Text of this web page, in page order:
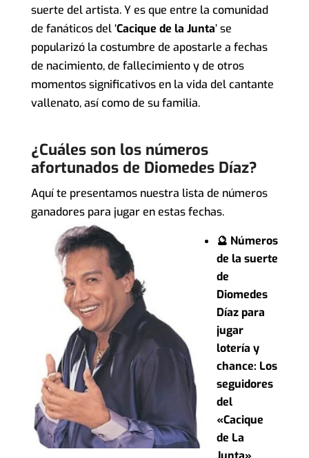
suerte del artista. Y es que entre la comunidad
de fanáticos del ‘Cacique de la Junta’ se
popularizó la costumbre de apostarle a fechas
de nacimiento, de fallecimiento y de otros
momentos significativos en la vida del cantante
vallenato, así como de su familia.
¿Cuáles son los números
afortunados de Diomedes Díaz?
Aquí te presentamos nuestra lista de números
ganadores para jugar en estas fechas.
🔮 Números
de la suerte
de
Diomedes
Díaz para
jugar
lotería y
chance: Los
seguidores
del
«Cacique
de La